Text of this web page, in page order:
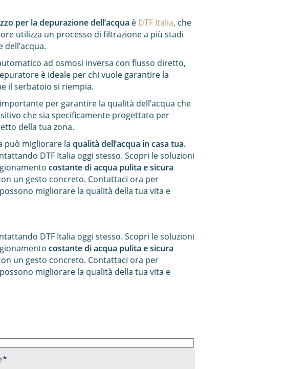
per la depurazione dell’acqua è DTF Italia, che
utilizza un processo di filtrazione a più stadi
ad osmosi inversa con flusso diretto,
è ideale per chi vuole garantire la
il serbatoio si riempia.
per garantire la qualità dell’acqua che
che sia specificamente progettato per
della tua zona.
può migliorare laqualità dell’acqua in casa tua.
DTF Italia oggi stesso. Scopri le soluzioni
costante di acqua pulita e sicura
un gesto concreto. Contattaci ora per
possono migliorare la qualità della tua vita e
DTF Italia oggi stesso. Scopri le soluzioni
costante di acqua pulita e sicura
un gesto concreto. Contattaci ora per
possono migliorare la qualità della tua vita e